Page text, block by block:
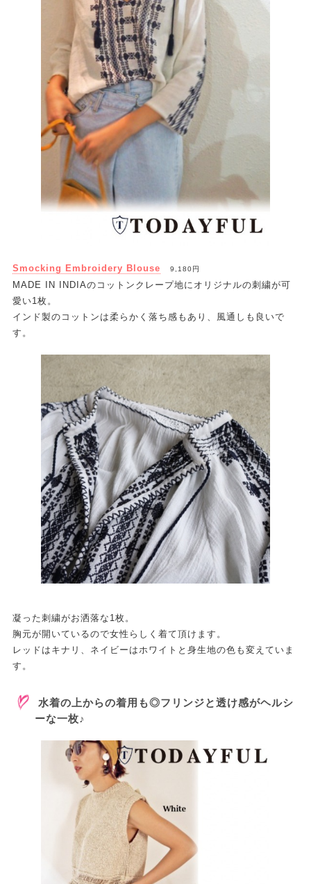
Smocking Embroidery Blouse 9,180円
MADE IN INDIAのコットンクレープ地にオリジナルの刺繍が可
愛い1枚。
インド製のコットンは柔らかく落ち感もあり、風通しも良いで
す。
凝った刺繍がお洒落な1枚。
胸元が開いているので女性らしく着て頂けます。
レッドはキナリ、ネイビーはホワイトと身生地の色も変えていま
す。
水着の上からの着用も◎フリンジと透け感がヘルシ
ーな一枚♪